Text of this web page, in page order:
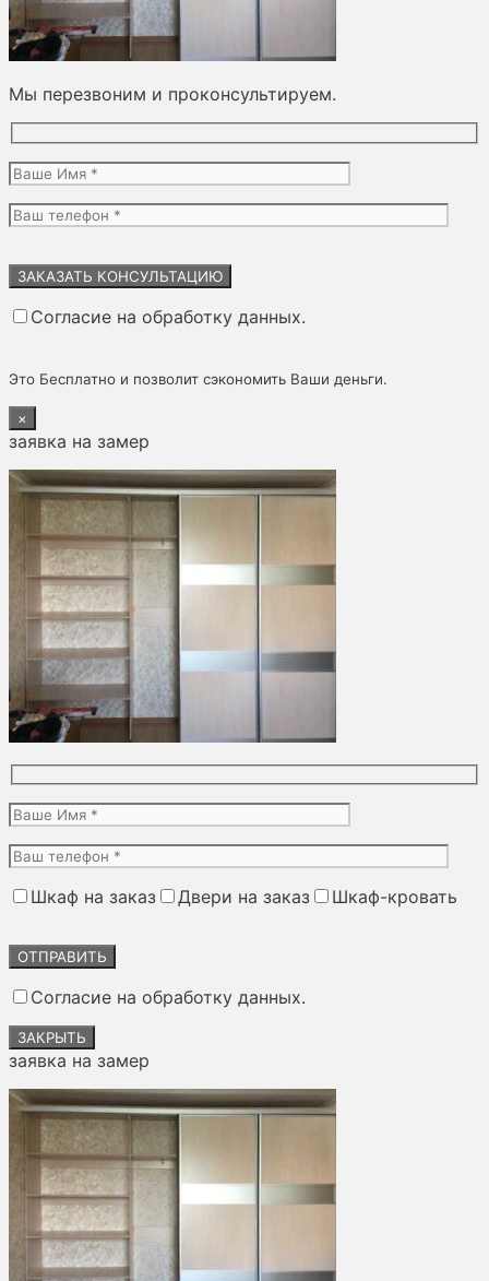
Мы перезвоним и проконсультируем.
это
пустым.
Согласие на обработку данных.
Это Бесплатно и позволит сэкономить Ваши деньги.
×
заявка на замер
Шкаф на заказ Двери на заказ
Шкаф-кровать
это
пустым.
Согласие на обработку данных.
ЗАКРЫТЬ
заявка на замер